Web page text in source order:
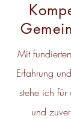
Mit
Erfahrung
stehe ich für
und